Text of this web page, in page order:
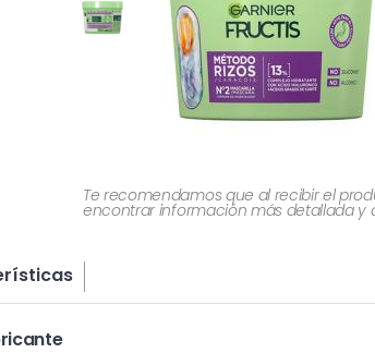
Te recomendamos que al recibir el
encontrar información más detallada y